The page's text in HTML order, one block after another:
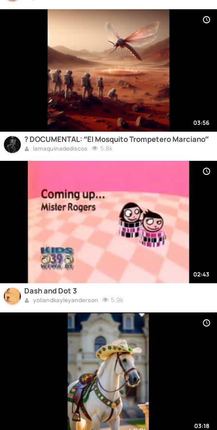
03:56
?️ DOCUMENTAL: “El Mosquito Trompetero Marciano”
lamaquinadediscos 5.8k
02:43
Dash and Dot 3
yoliandkayleyanderson 5.9k
03:18